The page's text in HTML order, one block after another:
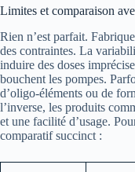
Limites et comparaison
Rien n’est parfait.
des contraintes. La
induire des doses
bouchent les pompes.
d’oligo‑éléments ou de
l’inverse, les produits
et une facilité d’usage.
comparatif succinct :